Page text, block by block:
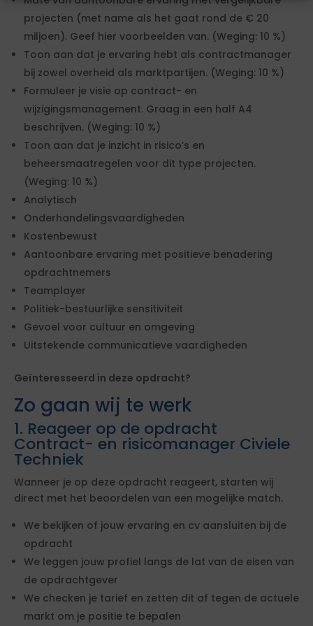
projecten (met name als het gaat rond de € 20
miljoen). Geef hier voorbeelden van. (Weging: 10 %)
Toon aan dat je ervaring hebt als contractmanager
bij zowel overheid als marktpartijen. (Weging: 10 %)
Formuleer je visie op contract- en
wijzigingsmanagement. Graag in een half A4
beschrijven. (Weging: 10 %)
Toon aan dat je inzicht in risico’s en
beheersmaatregelen voor dit type projecten.
(Weging: 10 %)
Analytisch
Onderhandelingsvaardigheden
Kostenbewust
Aantoonbare ervaring met positieve benadering
opdrachtnemers
Teamplayer
Politiek-bestuurlijke sensitiviteit
Gevoel voor cultuur en omgeving
Uitstekende communicatieve vaardigheden
Geïnteresseerd in deze opdracht?
Zo gaan wij te werk
1. Reageer op de opdracht
Contract- en risicomanager Civiele
Techniek
Wanneer je op deze opdracht reageert, starten wij
direct met het beoordelen van een mogelijke match.
We bekijken of jouw ervaring en cv aansluiten bij de
opdracht
We leggen jouw profiel langs de lat van de eisen van
de opdrachtgever
We checken je tarief en zetten dit af tegen de actuele
markt om je positie te bepalen